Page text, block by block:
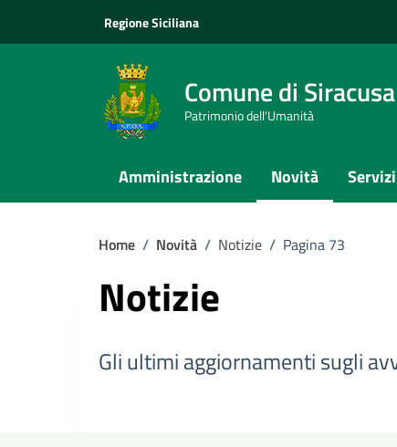
Regione Siciliana
Comune di Siracusa
Patrimonio dell'Umanità
Amministrazione Novità Servizi
Home / Novità / Notizie / Pagina 73
Notizie
Gli ultimi aggiornamenti sugli